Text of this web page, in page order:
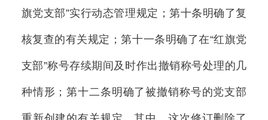
旗党支部”实行动态管理规定；第十条明确了复
核复查的有关规定；第十一条明确了在“红旗党
支部”称号存续期间及时作出撤销称号处理的几
种情形；第十二条明确了被撤销称号的党支部